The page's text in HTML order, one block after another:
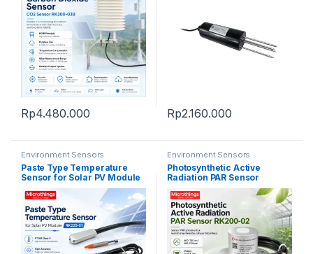
Rp4.480.000 Rp2.160.000
Environment Sensors
Paste Type Temperature
Sensor for Solar PV Module
Environment Sensors
Photosynthetic Active
Radiation PAR Sensor